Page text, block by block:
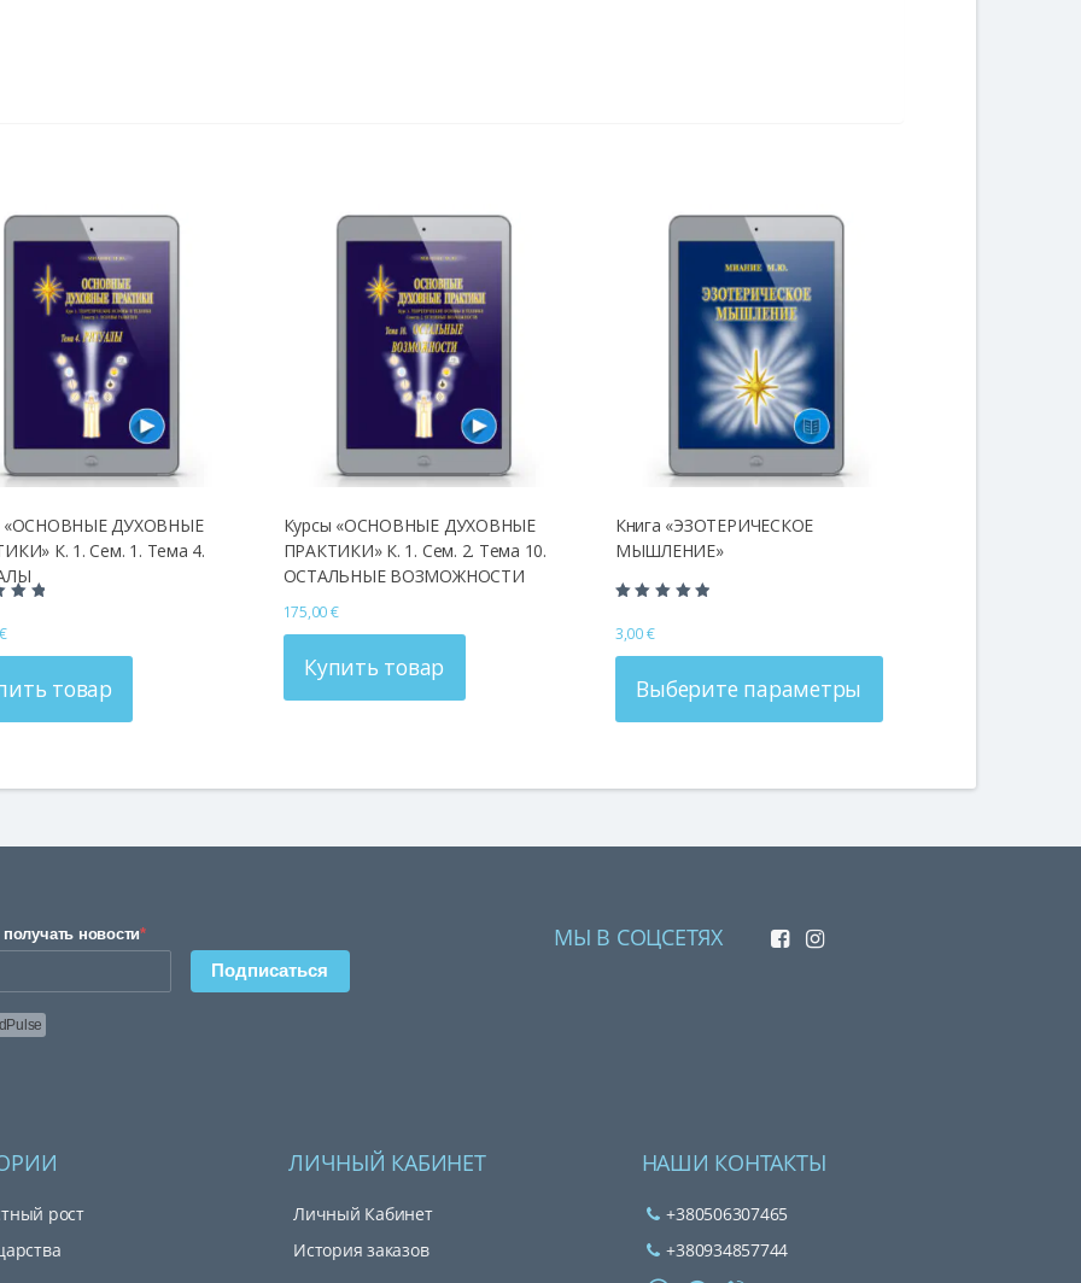
«ОСНОВНЫЕ ДУХОВНЫЕ
К. 1. Сем. 1. Тема 4.
€
товар
Курсы «ОСНОВНЫЕ ДУХОВНЫЕ
ПРАКТИКИ» К. 1. Сем. 2. Тема 10.
ОСТАЛЬНЫЕ ВОЗМОЖНОСТИ
175,00€
Купить товар
Книга «ЭЗОТЕРИЧЕСКОЕ
МЫШЛЕНИЕ»
5.00
из 5
3,00€
Выберите параметры
несколько
можно
новости*
Подписаться
МЫ В СОЦСЕТЯХ
рост
ЛИЧНЫЙ КАБИНЕТ
Личный Кабинет
История заказов
НАШИ КОНТАКТЫ
+380506307465
+380934857744